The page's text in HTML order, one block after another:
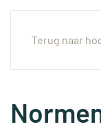
Terug naar